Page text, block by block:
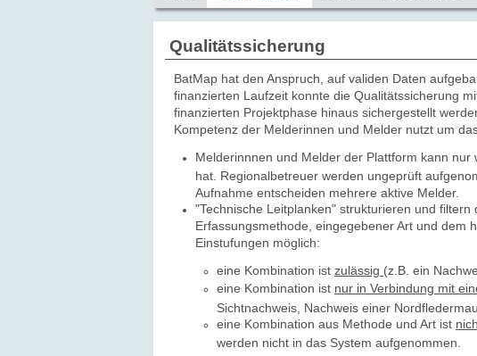
Qualitätssicherung
BatMap hat den Anspruch, auf validen Daten
finanzierten Laufzeit konnte die Qualitätssicherung
finanzierten Projektphase hinaus sichergestellt
Kompetenz der Melderinnen und Melder nutzt um
Melderinnnen und Melder der Plattform kann
hat. Regionalbetreuer werden ungeprüft
Aufnahme entscheiden mehrere aktive Melder.
"Technische Leitplanken" strukturieren und
Erfassungsmethode, eingegebener Art und dem
Einstufungen möglich:
eine Kombination ist zulässig (z.B. ein
eine Kombination ist nur in Verbindung mit
Sichtnachweis, Nachweis einer
eine Kombination aus Methode und Art ist
werden nicht in das System aufgenommen.